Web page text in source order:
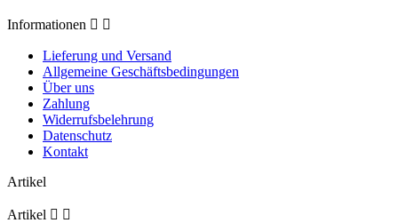
Informationen  
Lieferung und Versand
Allgemeine Geschäftsbedingungen
Über uns
Zahlung
Widerrufsbelehrung
Datenschutz
Kontakt
Artikel
Artikel  